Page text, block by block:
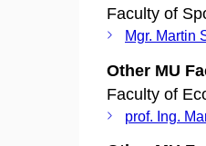
Faculty of
Mgr. Martin
Other MU
Faculty of
prof. Ing.